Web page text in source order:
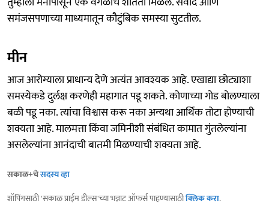
समंजसपणाच्या माध्यमातून कौटुंबिक समस्या सुटतील.
मीन
आज आरोग्याला प्राधान्य देणे अत्यंत आवश्यक आहे. एखाद्या छोट्याशा
समस्येकडे दुर्लक्ष करणेही महागात पडू शकते. कोणाच्या गोड बोलण्याला
बळी पडू नका. त्यांचा विश्वास करू नका अन्यथा आर्थिक तोटा होण्याची
शक्यता आहे. मालमत्ता किंवा जमिनीशी संबंधित कामात गुंतलेल्यांना
असलेल्यांना आनंदाची बातमी मिळण्याची शक्यता आहे.
सकाळ+चेसदस्य व्हा
शॉपिंगसाठी 'सकाळ प्राईम डील्स'च्या भन्नाट ऑफर्स पाहण्यासाठीक्लिक करा.